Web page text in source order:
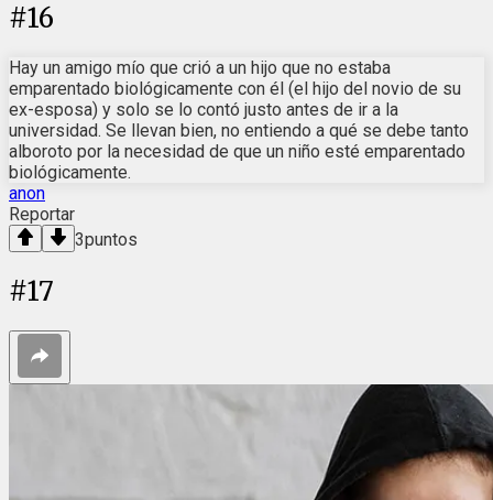
#16
Hay un amigo mío que crió a un hijo que no estaba
emparentado biológicamente con él (el hijo del novio de su
ex-esposa) y solo se lo contó justo antes de ir a la
universidad. Se llevan bien, no entiendo a qué se debe tanto
alboroto por la necesidad de que un niño esté emparentado
biológicamente.
anon
Reportar
3puntos
#17